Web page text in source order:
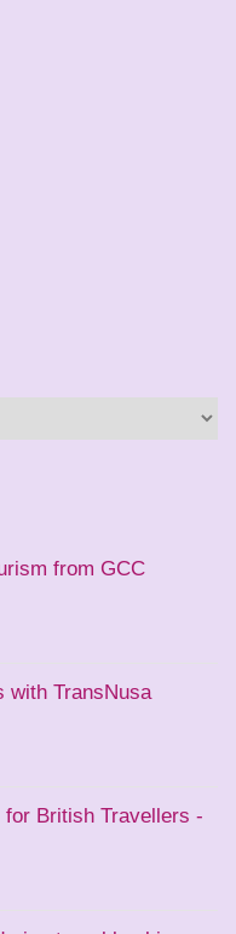
from GCC
with TransNusa
British Travellers -